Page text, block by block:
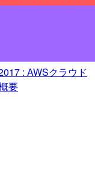
: AWSクラウド
要